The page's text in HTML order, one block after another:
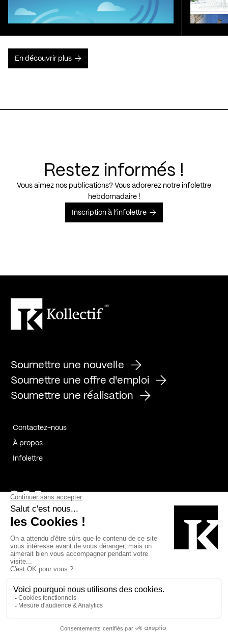
En découvrir plus
Restez informés !
Vous aimez nos publications? Vous adorerez notre infolettre
hebdomadaire !
Inscription à l’infolettre
Soumettre une nouvelle
Soumettre une offre d'emploi
Soumettre une réalisation
Contactez-nous
À propos
Infolettre
Page Facebook de Kollectif
Page Instagram de Kollectif
Page Linkedin de Kollectif
Bâtiment-Durable-Québec-1
Esquisses-1
MP-1 v2com-1